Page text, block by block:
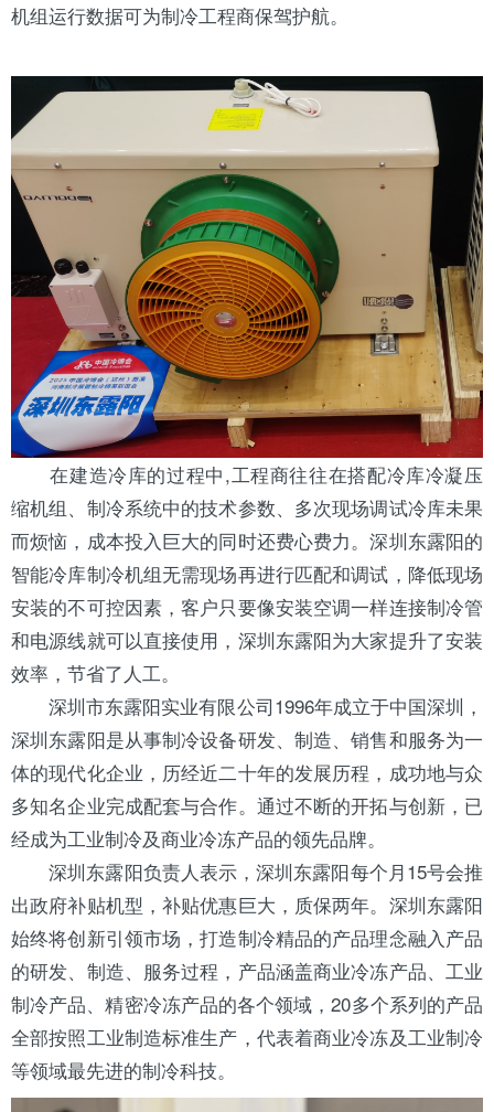
机组运行数据可为制冷工程商保驾护航。
在建造冷库的过程中,工程商往往在搭配冷库冷凝压
缩机组、制冷系统中的技术参数、多次现场调试冷库未果
而烦恼，成本投入巨大的同时还费心费力。深圳东露阳的
智能冷库制冷机组无需现场再进行匹配和调试，降低现场
安装的不可控因素，客户只要像安装空调一样连接制冷管
和电源线就可以直接使用，深圳东露阳为大家提升了安装
效率，节省了人工。
深圳市东露阳实业有限公司1996年成立于中国深圳，
深圳东露阳是从事制冷设备研发、制造、销售和服务为一
体的现代化企业，历经近二十年的发展历程，成功地与众
多知名企业完成配套与合作。通过不断的开拓与创新，已
经成为工业制冷及商业冷冻产品的领先品牌。
深圳东露阳负责人表示，深圳东露阳每个月15号会推
出政府补贴机型，补贴优惠巨大，质保两年。深圳东露阳
始终将创新引领市场，打造制冷精品的产品理念融入产品
的研发、制造、服务过程，产品涵盖商业冷冻产品、工业
制冷产品、精密冷冻产品的各个领域，20多个系列的产品
全部按照工业制造标准生产，代表着商业冷冻及工业制冷
等领域最先进的制冷科技。